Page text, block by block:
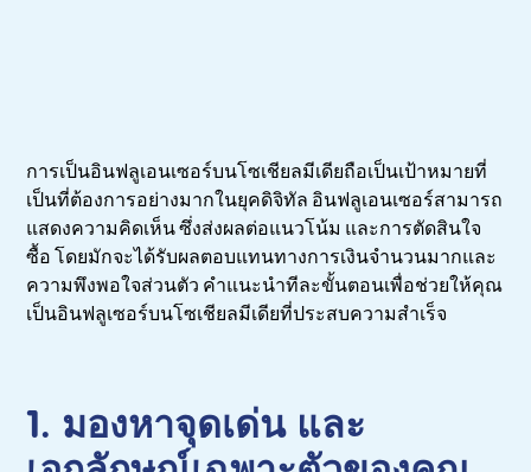
การเป็นอินฟลูเอนเซอร์บนโซเชียลมีเดียถือเป็นเป้าหมายที่
เป็นที่ต้องการอย่างมากในยุคดิจิทัล อินฟลูเอนเซอร์สามารถ
แสดงความคิดเห็น ซึ่งส่งผลต่อแนวโน้ม และการตัดสินใจ
ซื้อ โดยมักจะได้รับผลตอบแทนทางการเงินจำนวนมากและ
ความพึงพอใจส่วนตัว คำแนะนำทีละขั้นตอนเพื่อช่วยให้คุณ
เป็นอินฟลูเซอร์บนโซเชียลมีเดียที่ประสบความสำเร็จ
1. มองหาจุดเด่น และ